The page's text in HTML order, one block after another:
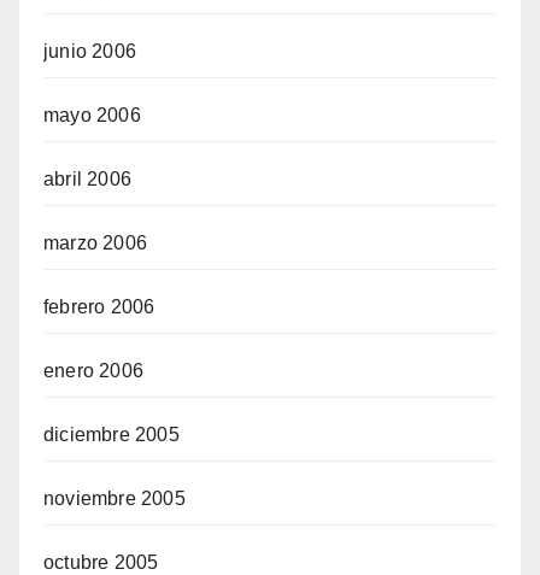
junio 2006
mayo 2006
abril 2006
marzo 2006
febrero 2006
enero 2006
diciembre 2005
noviembre 2005
octubre 2005